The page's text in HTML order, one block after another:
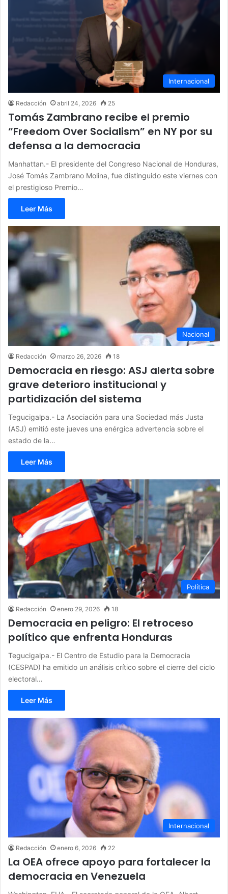
Internacional
Redacción abril 24, 2026 25
Tomás Zambrano recibe el premio
“Freedom Over Socialism” en NY por su
defensa a la democracia
Manhattan.- El presidente del Congreso Nacional de Honduras,
José Tomás Zambrano Molina, fue distinguido este viernes con
el prestigioso Premio…
Leer Más
Nacional
Redacción marzo 26, 2026 18
Democracia en riesgo: ASJ alerta sobre
grave deterioro institucional y
partidización del sistema
Tegucigalpa.- La Asociación para una Sociedad más Justa
(ASJ) emitió este jueves una enérgica advertencia sobre el
estado de la…
Leer Más
Política
Redacción enero 29, 2026 18
Democracia en peligro: El retroceso
político que enfrenta Honduras
Tegucigalpa.- El Centro de Estudio para la Democracia
(CESPAD) ha emitido un análisis crítico sobre el cierre del ciclo
electoral…
Leer Más
Internacional
Redacción enero 6, 2026 22
La OEA ofrece apoyo para fortalecer la
democracia en Venezuela